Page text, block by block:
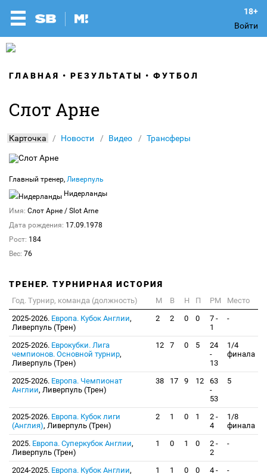
Войти
ГЛАВНАЯ РЕЗУЛЬТАТЫ ФУТБОЛ
Слот Арне
Карточка Новости Видео Трансферы
Главный тренер, Ливерпуль
Нидерланды
Имя: Слот Арне / Slot Arne
Дата рождения: 17.09.1978
Рост: 184
Вес: 76
ТРЕНЕР. ТУРНИРНАЯ ИСТОРИЯ
Год. Турнир, команда (должность) М В Н П РМ
Место
2025-2026. Европа. Кубок Англии,
Ливерпуль (Трен)
2 2 0 0
7 -
1
-
2025-2026. Еврокубки. Лига
чемпионов. Основной турнир,
Ливерпуль (Трен)
12 7 0 5
24
-
13
1/4
финала
2025-2026. Европа. Чемпионат
Англии, Ливерпуль (Трен)
38 17 9 12
63
-
53
5
2025-2026. Европа. Кубок лиги
(Англия), Ливерпуль (Трен)
2 1 0 1
2 -
4
1/8
финала
2025. Европа. Суперкубок Англии,
Ливерпуль (Трен)
1 0 1 0
2 -
2
-
2024-2025. Европа. Кубок Англии,
1 1 0 0
4 -
-